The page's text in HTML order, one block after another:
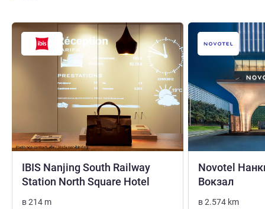
IBIS Nanjing South Railway
Station North Square Hotel
в214 m
Novotel
Вокзал
в2.574 km